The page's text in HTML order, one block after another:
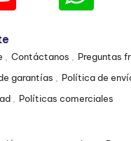
Contáctanos
Preguntas
garantías
Política de
Políticas comerciales